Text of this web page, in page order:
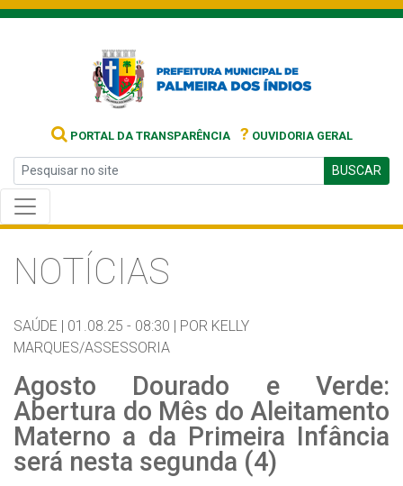
PORTAL DA TRANSPARÊNCIA ? OUVIDORIA GERAL
BUSCAR
NOTÍCIAS
SAÚDE | 01.08.25 - 08:30 | POR KELLY
MARQUES/ASSESSORIA
Agosto Dourado e Verde:
Abertura do Mês do Aleitamento
Materno a da Primeira Infância
será nesta segunda (4)